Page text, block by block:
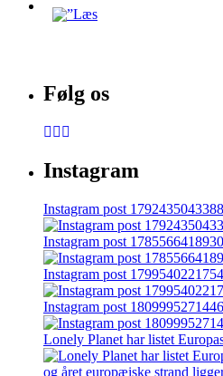
Følg os
Instagram
Instagram post
Instagram post
Instagram post
Instagram post
Lonely Planet har listet